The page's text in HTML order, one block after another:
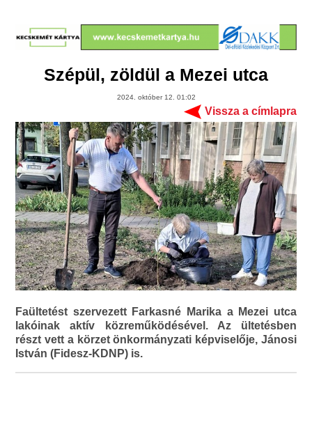
Szépül, zöldül a Mezei utca
2024. október 12. 01:02
Vissza a címlapra
Faültetést szervezett Farkasné Marika a Mezei utca
lakóinak aktív közreműködésével. Az ültetésben
részt vett a körzet önkormányzati képviselője, Jánosi
István (Fidesz-KDNP) is.